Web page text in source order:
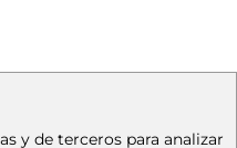
y de terceros para analizar